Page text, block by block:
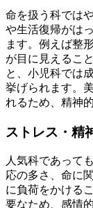
命を扱う科では
や生活復帰がは
ます。例えば整
が目に見えるこ
と、小児科では
挙げられます。
れるため、精神
ストレス・精
人気科であって
応の多さ、命に
に負荷をかける
要なため、感情